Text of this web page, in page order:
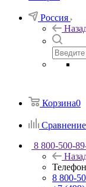
Россия
Корзина0
8 800-500-
8 800-